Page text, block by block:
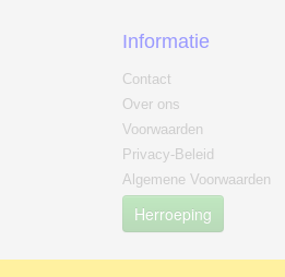
Informatie
Contact
Over ons
Voorwaarden
Privacy-Beleid
Algemene Voorwaarden
Herroeping